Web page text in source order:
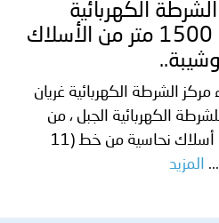
03 م - الشرطة الكهربائية
تضبط متهماً بسرقة 1500 متر من الأسلاك
الشرطة الكهربائية غريان
الكهربائية الجبل ، من
ضبط شخص متلبس بسرقة أسلاك نحاسية من خط (11
المزيد